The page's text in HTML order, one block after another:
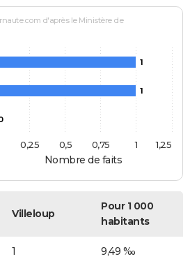
Nombre de faits
d'après le Ministère de
1
1
1
0,25 0,5 0,75 1,25
Villeloup
Pour 1 000
habitants
1 9,49 ‰